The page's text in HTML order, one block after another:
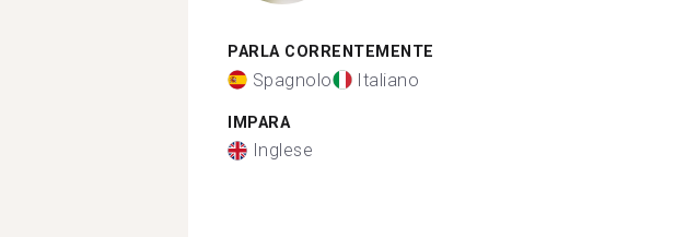
PARLA CORRENTEMENTE
Spagnolo Italiano
IMPARA
Inglese